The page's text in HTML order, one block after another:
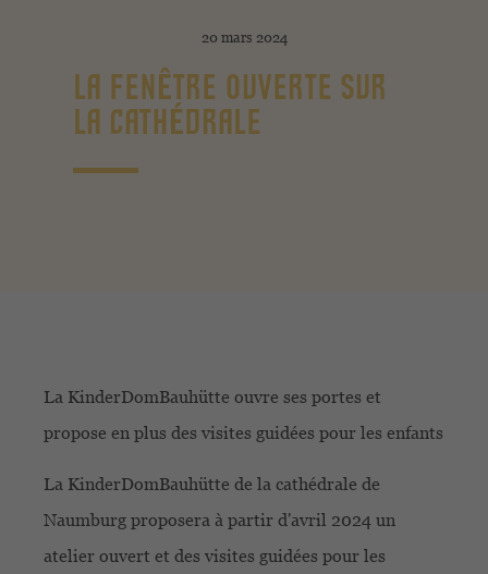
20 mars 2024
LA FENÊTRE OUVERTE SUR
LA CATHÉDRALE
La KinderDomBauhütte ouvre ses portes et
propose en plus des visites guidées pour les enfants
La KinderDomBauhütte de la cathédrale de
Naumburg proposera à partir d'avril 2024 un
atelier ouvert et des visites guidées pour les